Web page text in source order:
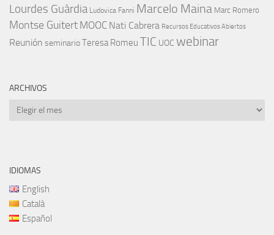
Lourdes Guàrdia Ludovica Fanni Marcelo Maina Marc Romero
Montse Guitert MOOC Nati Cabrera Recursos Educativos Abiertos
Reunión seminarioTeresa Romeu TIC UOC webinar
ARCHIVOS
Archivos
IDIOMAS
English
Català
Español